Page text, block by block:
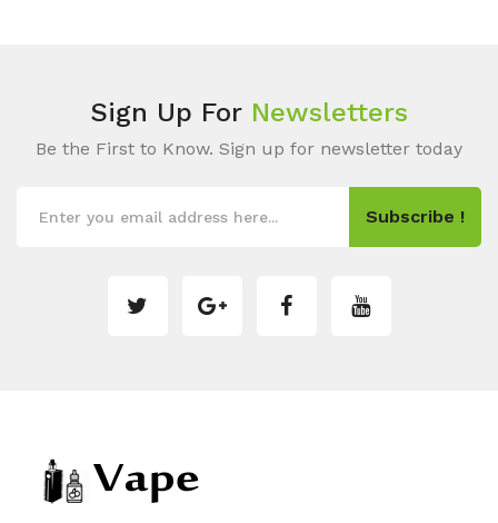
Sign Up For Newsletters
Be the First to Know. Sign up for newsletter today
Subscribe !